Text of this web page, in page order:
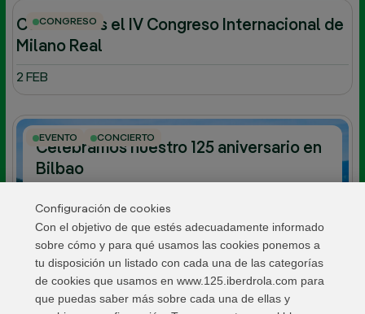
CONGRESO
Celebramos el IV Congreso Internacional de
Milano Real
2 FEB
EVENTO CONCIERTO
Celebramos nuestro 125 aniversario en
Bilbao
Configuración de cookies
Con el objetivo de que estés adecuadamente informado
sobre cómo y para qué usamos las cookies ponemos a
tu disposición un listado con cada una de las categorías
de cookies que usamos en www.125.iberdrola.com para
que puedas saber más sobre cada una de ellas y